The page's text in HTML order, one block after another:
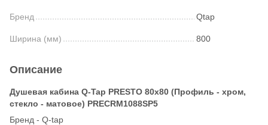
Бренд Qtap
Ширина (мм) 800
Описание
Душевая кабина Q-Tap PRESTO 80х80 (Профиль - хром,
стекло - матовое) PRECRM1088SP5
Бренд - Q-tap